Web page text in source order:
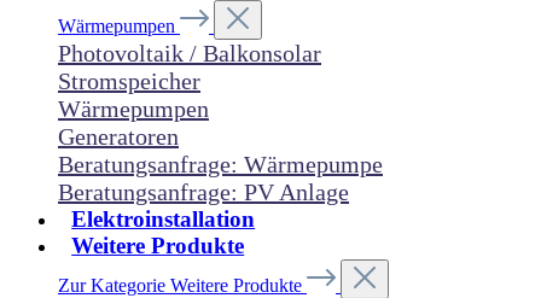
Wärmepumpen
Photovoltaik / Balkonsolar
Stromspeicher
Wärmepumpen
Generatoren
Beratungsanfrage: Wärmepumpe
Beratungsanfrage: PV Anlage
Elektroinstallation
Weitere Produkte
Zur Kategorie Weitere Produkte